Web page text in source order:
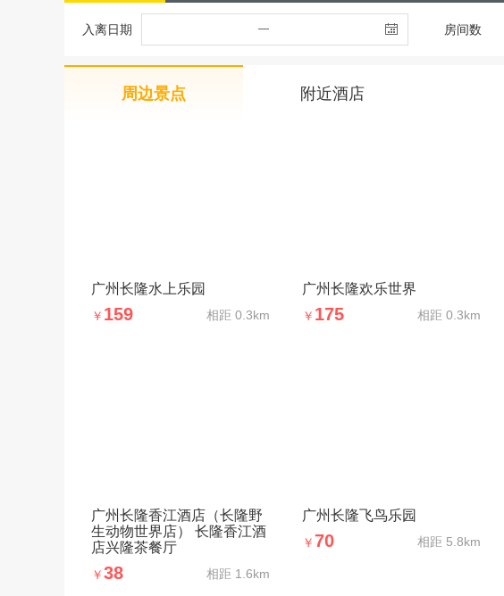
入离日期 房间数
周边景点 附近酒店
广州长隆水上乐园
￥ 159 相距 0.3km
广州长隆欢乐世界
￥ 175 相距 0.3km
广州长隆香江酒店（长隆野
生动物世界店） 长隆香江酒
店兴隆茶餐厅
￥38 相距 1.6km
广州长隆飞鸟乐园
￥70 相距 5.8km